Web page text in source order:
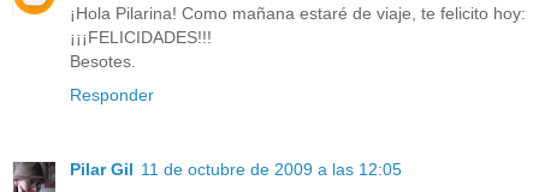
¡Hola Pilarina! Como mañana estaré de viaje, te felicito hoy:
¡¡¡FELICIDADES!!!
Besotes.
Responder
Pilar Gil 11 de octubre de 2009 a las 12:05